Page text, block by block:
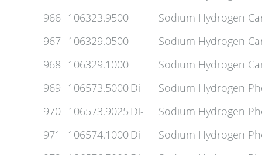
966 106323.9500
Sodıum Hydrogen
967 106329.0500
Sodıum Hydrogen
968
106329.1000
Sodıum Hydrogen
969
106573.5000Di-
Sodıum Hydrogen
970 106573.9025 Di-
Sodıum Hydrogen
971
106574.1000Di-
Sodıum Hydrogen